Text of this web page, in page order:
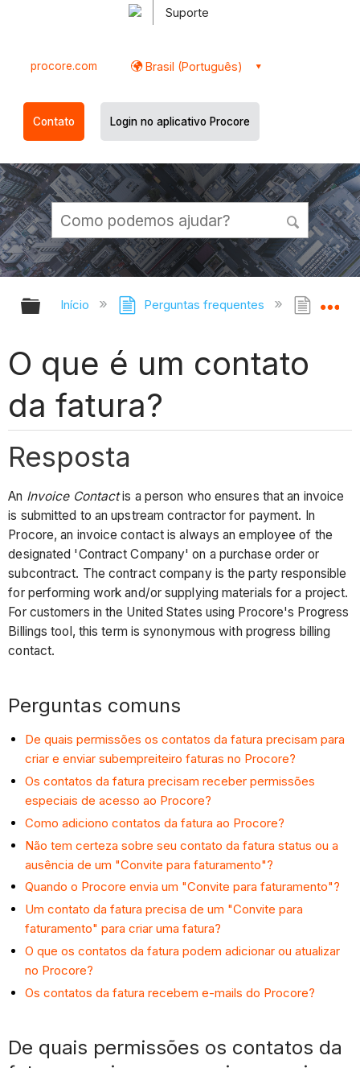
Suporte
procore.com Brasil (Português)
Contato Login no aplicativo Procore
Expandir/recolher hierarquia
Início Perguntas frequentes O
O que é um contato
da fatura?
Resposta
An Invoice Contactis a person who ensures that an invoice
is submitted to an upstream contractor for payment. In
Procore, an invoice contact is always an employee of the
designated 'Contract Company' on a purchase order or
subcontract. The contract company is the party responsible
for performing work and/or supplying materials for a project.
For customers in the United States using Procore's Progress
Billings tool, this term is synonymous with progress billing
contact.
Perguntas comuns
De quais permissões os contatos da fatura precisam para
criar e enviar subempreiteiro faturas no Procore?
Os contatos da fatura precisam receber permissões
especiais de acesso ao Procore?
Como adiciono contatos da fatura ao Procore?
Não tem certeza sobre seu contato da fatura status ou a
ausência de um "Convite para faturamento"?
Quando o Procore envia um "Convite para faturamento"?
Um contato da fatura precisa de um "Convite para
faturamento" para criar uma fatura?
O que os contatos da fatura podem adicionar ou atualizar
no Procore?
Os contatos da fatura recebem e-mails do Procore?
De quais permissões os contatos da